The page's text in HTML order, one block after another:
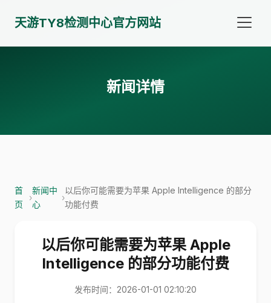
天游TY8检测中心官方网站
新闻详情
首
页
›
新闻中
心
›
以后你可能需要为苹果 Apple Intelligence 的部分
功能付费
以后你可能需要为苹果 Apple
Intelligence 的部分功能付费
发布时间：2026-01-01 02:10:20